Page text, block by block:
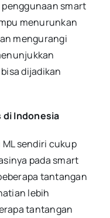
smart
menurunkan
mengurangi
dijadikan
di Indonesia
sendiri cukup
pada smart
tantangan
lebih
tantangan